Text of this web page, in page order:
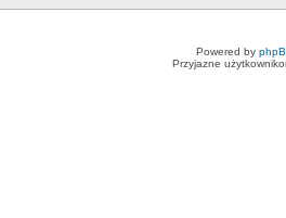
Powered by
Przyjazne